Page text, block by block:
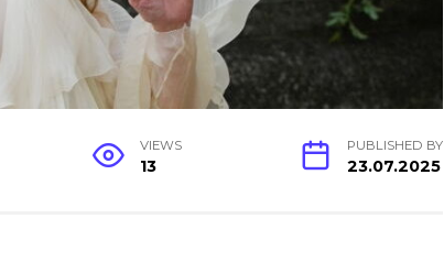
VIEWS
13
PUBLISHED BY
23.07.2025